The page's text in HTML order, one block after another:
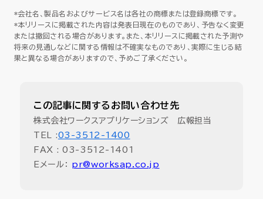
*会社名、製品名およびサービス名は各社の商標または登録商標です。
*本リリースに掲載された内容は発表日現在のものであり、予告なく変更
または撤回される場合があります。また、本リリースに掲載された予測や
将来の見通しなどに関する情報は不確実なものであり、実際に生じる結
果と異なる場合がありますので、予めご了承ください。
この記事に関するお問い合わせ先
株式会社ワークスアプリケーションズ 広報担当
TEL :03-3512-1400
FAX : 03-3512-1401
Eメール： pr@worksap.co.jp